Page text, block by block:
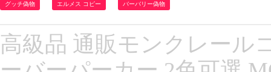
グッチ偽物 エルメス コピー バーバリー偽物
高級品 通販モンクレール